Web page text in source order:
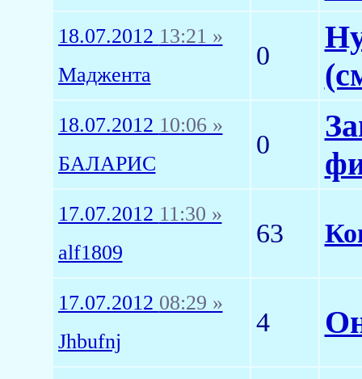
18.07.2012 13:21 »
Маджента
0
18.07.2012 10:06 »
БАЛАРИС
0
17.07.2012 11:30 »
alf1809
63
17.07.2012 08:29 »
Jhbufnj
4